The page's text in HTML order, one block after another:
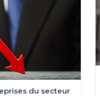
du secteur